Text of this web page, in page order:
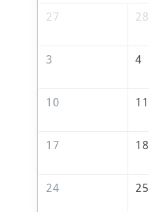
27
28
3 4
10 11
17 18
24 25